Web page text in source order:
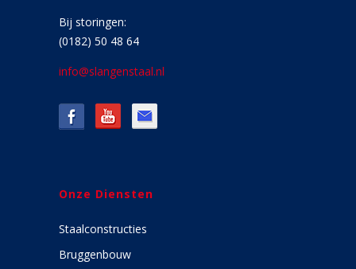
Bij storingen:
(0182) 50 48 64
info@slangenstaal.nl
Onze Diensten
Staalconstructies
Bruggenbouw